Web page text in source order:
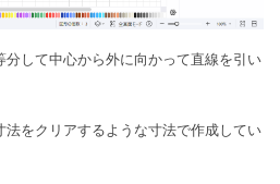
分して中心から外に向かって直線を引い
法をクリアするような寸法で作成してい